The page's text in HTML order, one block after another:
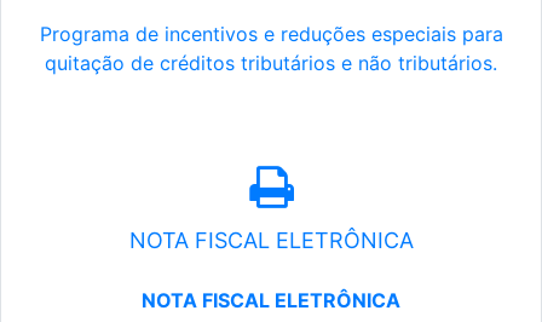
Programa de incentivos e reduções especiais para
quitação de créditos tributários e não tributários.
NOTA FISCAL ELETRÔNICA
NOTA FISCAL ELETRÔNICA